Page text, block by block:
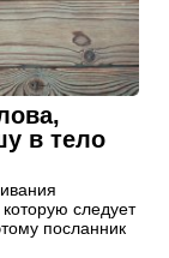
в тело
следует
посланник